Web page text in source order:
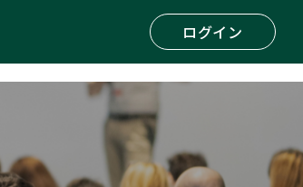
ログイン